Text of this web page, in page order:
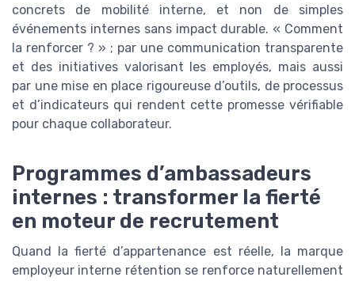
concrets de mobilité interne, et non de simples
événements internes sans impact durable. « Comment
la renforcer ? » ; par une communication transparente
et des initiatives valorisant les employés, mais aussi
par une mise en place rigoureuse d’outils, de processus
et d’indicateurs qui rendent cette promesse vérifiable
pour chaque collaborateur.
Programmes d’ambassadeurs
internes : transformer la fierté
en moteur de recrutement
Quand la fierté d’appartenance est réelle, la marque
employeur interne rétention se renforce naturellement